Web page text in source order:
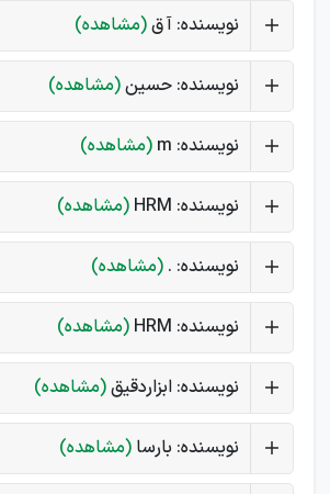
نویسنده: آ ق(مشاهده)
نویسنده: حسین(مشاهده)
نویسنده: m (مشاهده)
نویسنده: HRM (مشاهده)
نویسنده: . (مشاهده)
نویسنده: HRM (مشاهده)
نویسنده: ابزاردقیق(مشاهده)
نویسنده: بارسا (مشاهده)